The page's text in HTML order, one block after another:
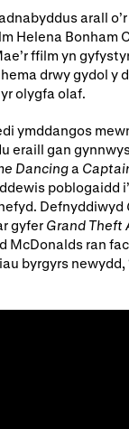
arall
Helena Bonham
ffilm yn
drwy gydol y
olygfa olaf.
ymddangos
eraill gan
Dancinga
poblogaidd
Defnyddiwyd
gyfer Grand Theft
McDonalds ran
byrgyrs newydd,